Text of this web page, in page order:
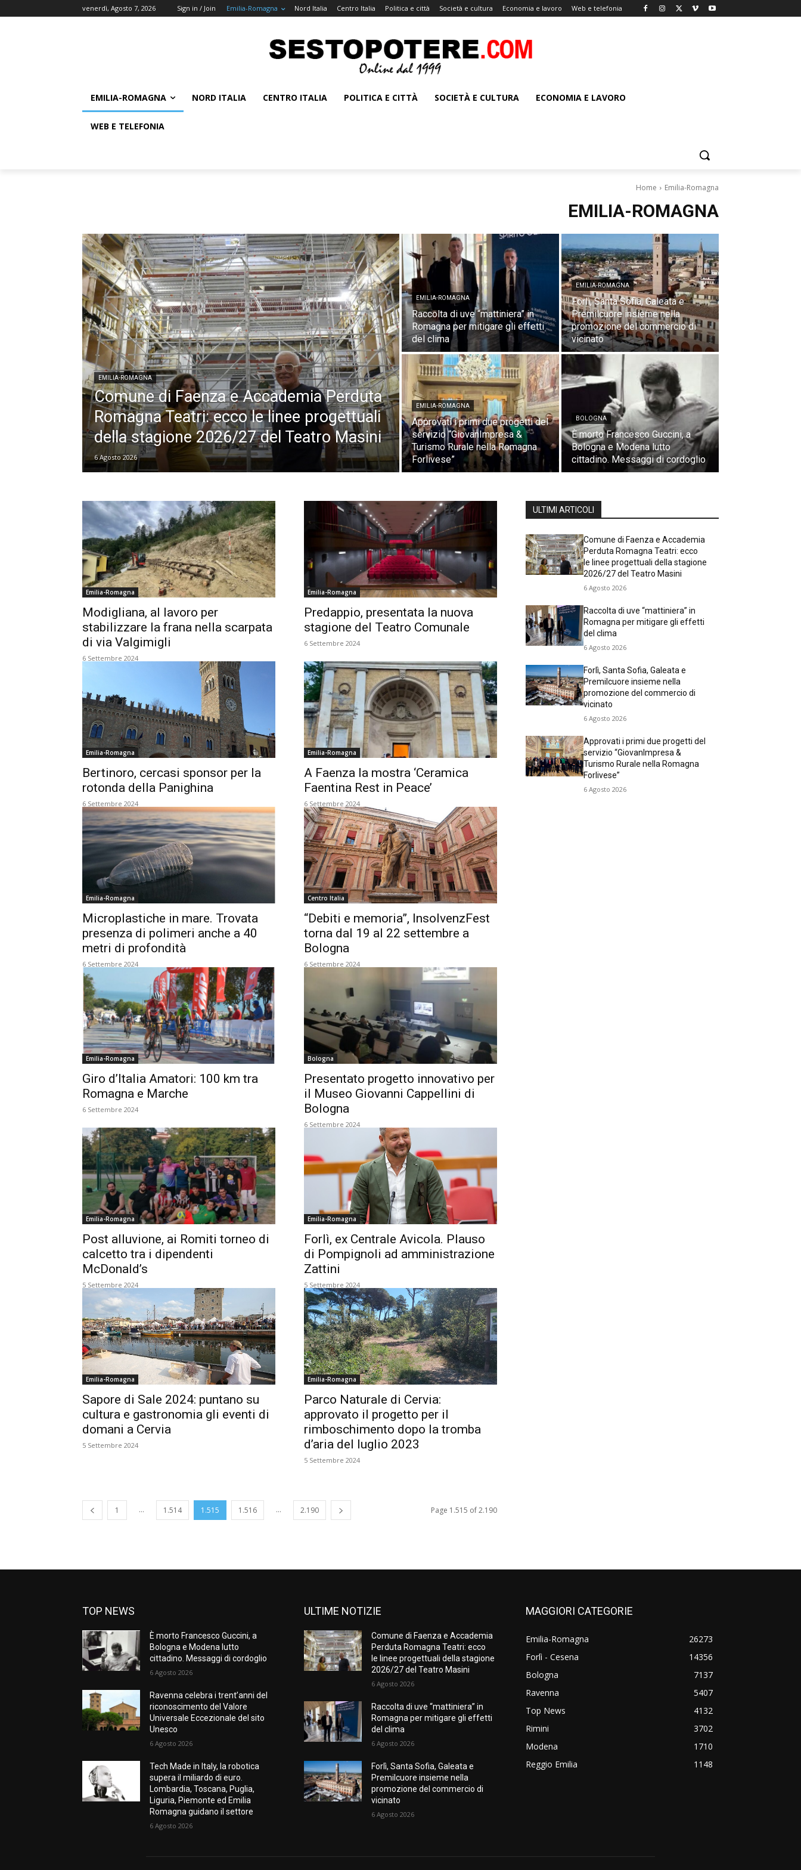
venerdì, Agosto 7, 2026 Sign in / Join Emilia-Romagna Nord Italia Centro Italia Politica e città Società e cultura Economia e lavoro Web e telefonia
EMILIA-ROMAGNA NORD ITALIA CENTRO ITALIA POLITICA E CITTÀ SOCIETÀ E CULTURA ECONOMIA E LAVORO
WEB E TELEFONIA
Home Emilia-Romagna
EMILIA-ROMAGNA
EMILIA-ROMAGNA
Comune di Faenza e Accademia Perduta
Romagna Teatri: ecco le linee progettuali
della stagione 2026/27 del Teatro Masini
6 Agosto 2026
EMILIA-ROMAGNA
Raccolta di uve “mattiniera” in
Romagna per mitigare gli effetti
del clima
EMILIA-ROMAGNA
Forlì, Santa Sofia, Galeata e
Premilcuore insieme nella
promozione del commercio di
vicinato
EMILIA-ROMAGNA
Approvati i primi due progetti del
servizio “GiovanImpresa &
Turismo Rurale nella Romagna
Forlivese”
BOLOGNA
È morto Francesco Guccini, a
Bologna e Modena lutto
cittadino. Messaggi di cordoglio
Emilia-Romagna
Modigliana, al lavoro per
stabilizzare la frana nella scarpata
di via Valgimigli
6 Settembre 2024
Emilia-Romagna
Predappio, presentata la nuova
stagione del Teatro Comunale
6 Settembre 2024
Emilia-Romagna
Bertinoro, cercasi sponsor per la
rotonda della Panighina
6 Settembre 2024
Emilia-Romagna
A Faenza la mostra ‘Ceramica
Faentina Rest in Peace’
6 Settembre 2024
Emilia-Romagna
Microplastiche in mare. Trovata
presenza di polimeri anche a 40
metri di profondità
6 Settembre 2024
Centro Italia
“Debiti e memoria”, InsolvenzFest
torna dal 19 al 22 settembre a
Bologna
6 Settembre 2024
Emilia-Romagna
Giro d’Italia Amatori: 100 km tra
Romagna e Marche
6 Settembre 2024
Bologna
Presentato progetto innovativo per
il Museo Giovanni Cappellini di
Bologna
6 Settembre 2024
Emilia-Romagna
Post alluvione, ai Romiti torneo di
calcetto tra i dipendenti
McDonald’s
5 Settembre 2024
Emilia-Romagna
Forlì, ex Centrale Avicola. Plauso
di Pompignoli ad amministrazione
Zattini
5 Settembre 2024
Emilia-Romagna
Sapore di Sale 2024: puntano su
cultura e gastronomia gli eventi di
domani a Cervia
5 Settembre 2024
Emilia-Romagna
Parco Naturale di Cervia:
approvato il progetto per il
rimboschimento dopo la tromba
d’aria del luglio 2023
5 Settembre 2024
1 ... 1.514 1.515 1.516 ... 2.190 Page 1.515 of 2.190
ULTIMI ARTICOLI
Comune di Faenza e Accademia
Perduta Romagna Teatri: ecco
le linee progettuali della stagione
2026/27 del Teatro Masini
6 Agosto 2026
Raccolta di uve “mattiniera” in
Romagna per mitigare gli effetti
del clima
6 Agosto 2026
Forlì, Santa Sofia, Galeata e
Premilcuore insieme nella
promozione del commercio di
vicinato
6 Agosto 2026
Approvati i primi due progetti del
servizio “GiovanImpresa &
Turismo Rurale nella Romagna
Forlivese”
6 Agosto 2026
TOP NEWS
È morto Francesco Guccini, a
Bologna e Modena lutto
cittadino. Messaggi di cordoglio
6 Agosto 2026
Ravenna celebra i trent’anni del
riconoscimento del Valore
Universale Eccezionale del sito
Unesco
6 Agosto 2026
Tech Made in Italy, la robotica
supera il miliardo di euro.
Lombardia, Toscana, Puglia,
Liguria, Piemonte ed Emilia
Romagna guidano il settore
6 Agosto 2026
ULTIME NOTIZIE
Comune di Faenza e Accademia
Perduta Romagna Teatri: ecco
le linee progettuali della stagione
2026/27 del Teatro Masini
6 Agosto 2026
Raccolta di uve “mattiniera” in
Romagna per mitigare gli effetti
del clima
6 Agosto 2026
Forlì, Santa Sofia, Galeata e
Premilcuore insieme nella
promozione del commercio di
vicinato
6 Agosto 2026
MAGGIORI CATEGORIE
Emilia-Romagna
26273
Forlì - Cesena
14356
Bologna
7137
Ravenna
5407
Top News
4132
Rimini
3702
Modena
1710
Reggio Emilia
1148